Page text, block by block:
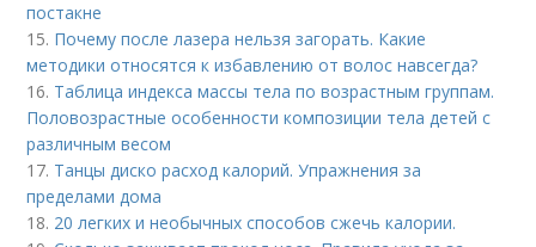
постакне
15. Почему после лазера нельзя загорать. Какие
методики относятся к избавлению от волос навсегда?
16. Таблица индекса массы тела по возрастным группам.
Половозрастные особенности композиции тела детей с
различным весом
17. Танцы диско расход калорий. Упражнения за
пределами дома
18. 20 легких и необычных способов сжечь калории.